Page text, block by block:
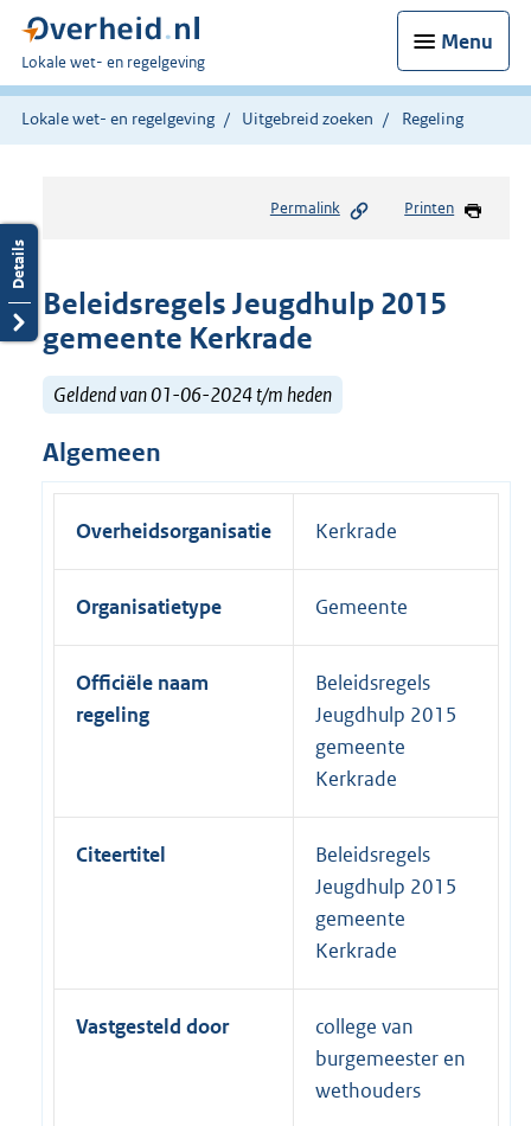
Menu
U
bent
hier:
Lokale wet- en regelgeving
Lokale wet- en regelgeving Uitgebreid zoeken Regeling
Permalink Printen
Beleidsregels Jeugdhulp 2015
gemeente Kerkrade
Geldend van 01-06-2024 t/m heden
Algemeen
Overheidsorganisatie Kerkrade
Organisatietype Gemeente
Officiële naam
regeling
Beleidsregels
Jeugdhulp 2015
gemeente
Kerkrade
Citeertitel
Beleidsregels
Jeugdhulp 2015
gemeente
Kerkrade
Vastgesteld door
college van
burgemeester en
wethouders